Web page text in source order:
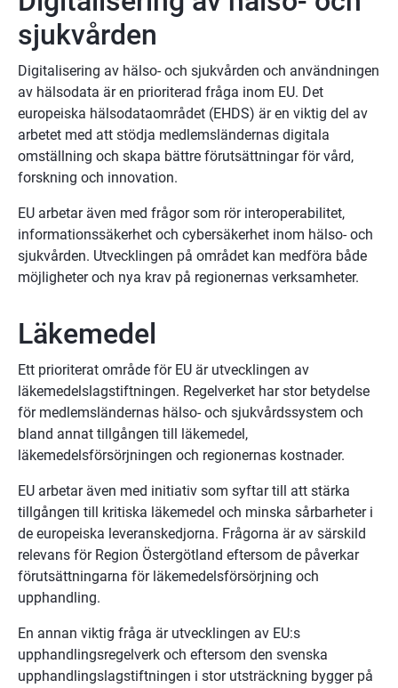
sjukvården
Digitalisering av hälso- och sjukvården och användningen
av hälsodata är en prioriterad fråga inom EU. Det
europeiska hälsodataområdet (EHDS) är en viktig del av
arbetet med att stödja medlemsländernas digitala
omställning och skapa bättre förutsättningar för vård,
forskning och innovation.
EU arbetar även med frågor som rör interoperabilitet,
informationssäkerhet och cybersäkerhet inom hälso- och
sjukvården. Utvecklingen på området kan medföra både
möjligheter och nya krav på regionernas verksamheter.
Läkemedel
Ett prioriterat område för EU är utvecklingen av
läkemedelslagstiftningen. Regelverket har stor betydelse
för medlemsländernas hälso- och sjukvårdssystem och
bland annat tillgången till läkemedel,
läkemedelsförsörjningen och regionernas kostnader.
EU arbetar även med initiativ som syftar till att stärka
tillgången till kritiska läkemedel och minska sårbarheter i
de europeiska leveranskedjorna. Frågorna är av särskild
relevans för Region Östergötland eftersom de påverkar
förutsättningarna för läkemedelsförsörjning och
upphandling.
En annan viktig fråga är utvecklingen av EU:s
upphandlingsregelverk och eftersom den svenska
upphandlingslagstiftningen i stor utsträckning bygger på